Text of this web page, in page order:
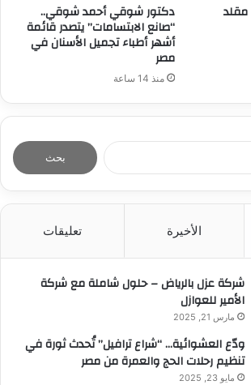
مقلد دكتور شوقي أحمد شوقي..
“صانع الابتسامات” يتصدر قائمة
أشهر أطباء تجميل الأسنان في
مصر
منذ 14 ساعة
الأخيرة تعليقات
شركة عزل بالرياض – حلول شاملة مع شركة
الأمير للعوازل
مارس 21, 2025
ودّع العشوائية… “شراع ترافيل” تُحدث ثورة في
تنظيم رحلات الحج والعمرة من مصر
مايو 23, 2025